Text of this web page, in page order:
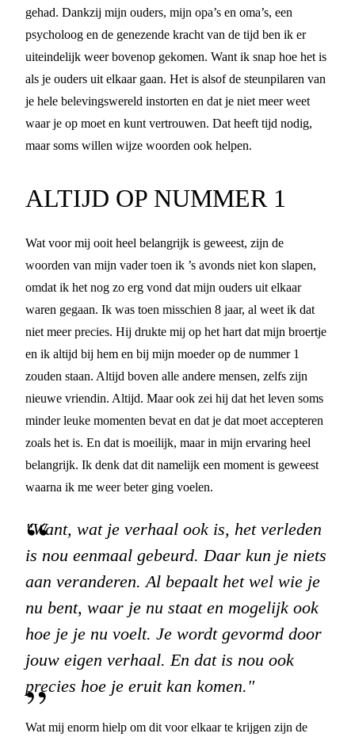
gehad. Dankzij mijn ouders, mijn opa’s en oma’s, een
psycholoog en de genezende kracht van de tijd ben ik er
uiteindelijk weer bovenop gekomen. Want ik snap hoe het is
als je ouders uit elkaar gaan. Het is alsof de steunpilaren van
je hele belevingswereld instorten en dat je niet meer weet
waar je op moet en kunt vertrouwen. Dat heeft tijd nodig,
maar soms willen wijze woorden ook helpen.
ALTIJD OP NUMMER 1
Wat voor mij ooit heel belangrijk is geweest, zijn de
woorden van mijn vader toen ik ’s avonds niet kon slapen,
omdat ik het nog zo erg vond dat mijn ouders uit elkaar
waren gegaan. Ik was toen misschien 8 jaar, al weet ik dat
niet meer precies. Hij drukte mij op het hart dat mijn broertje
en ik altijd bij hem en bij mijn moeder op de nummer 1
zouden staan. Altijd boven alle andere mensen, zelfs zijn
nieuwe vriendin. Altijd. Maar ook zei hij dat het leven soms
minder leuke momenten bevat en dat je dat moet accepteren
zoals het is. En dat is moeilijk, maar in mijn ervaring heel
belangrijk. Ik denk dat dit namelijk een moment is geweest
waarna ik me weer beter ging voelen.
"Want, wat je verhaal ook is, het verleden
is nou eenmaal gebeurd. Daar kun je niets
aan veranderen. Al bepaalt het wel wie je
nu bent, waar je nu staat en mogelijk ook
hoe je je nu voelt. Je wordt gevormd door
jouw eigen verhaal. En dat is nou ook
precies hoe je eruit kan komen."
Wat mij enorm hielp om dit voor elkaar te krijgen zijn de